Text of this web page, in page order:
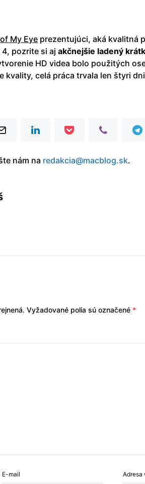
My Eye prezentujúci, aká kvalitná
pozrite si aj akčnejšie ladený
HD videa bolo použitých
kvality, celá práca trvala len štyri
nám na redakcia@macblog.sk.
Vyžadované polia sú označené *
E-mail Adresa